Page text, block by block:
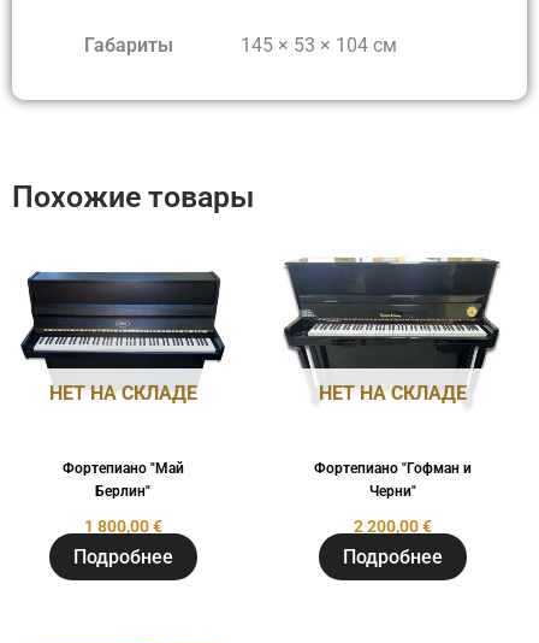
Габариты 145 × 53 × 104 см
Похожие товары
НЕТ НА СКЛАДЕ
Фортепиано "Май
Берлин"
1 800,00€
Подробнее
НЕТ НА СКЛАДЕ
Фортепиано "Гофман и
Черни"
2 200,00€
Подробнее